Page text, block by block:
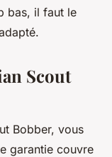
bas, il faut le
Scout
Bobber, vous
garantie couvre